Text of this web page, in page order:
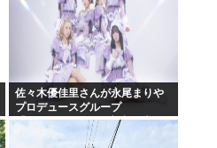
佐々木優佳里さんが永尾まりや
プロデュースグループ
「WASURENA」に加入発表！
現在のグループと兼任へ【元